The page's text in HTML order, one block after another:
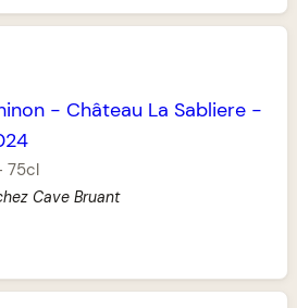
- Château La Sabliere -
75cl
Cave Bruant